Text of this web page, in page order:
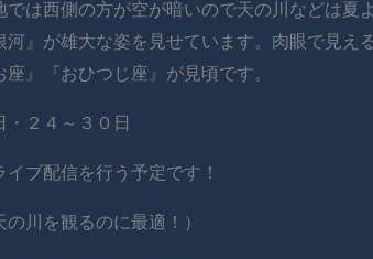
は西側の方が空が暗いので天の川などは夏
』が雄大な姿を見せています。肉眼で見え
』『おひつじ座』が見頃です。
２４～３０日
ブ配信を行う予定です！
川を観るのに最適！）